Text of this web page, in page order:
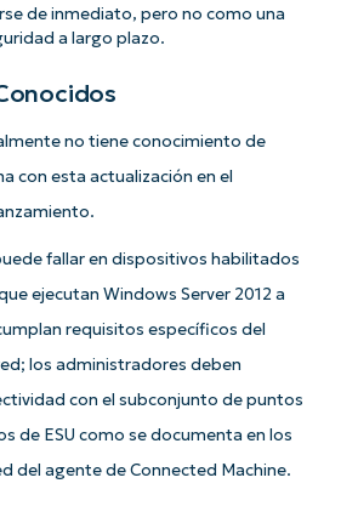
de inmediato, pero no como una
a largo plazo.
no tiene conocimiento de
con esta actualización en el
fallar en dispositivos habilitados
ejecutan Windows Server 2012 a
requisitos específicos del
los administradores deben
con el subconjunto de puntos
de ESU como se documenta en los
del agente de Connected Machine.
con los análisis de KB
en IA de NinjaOne!